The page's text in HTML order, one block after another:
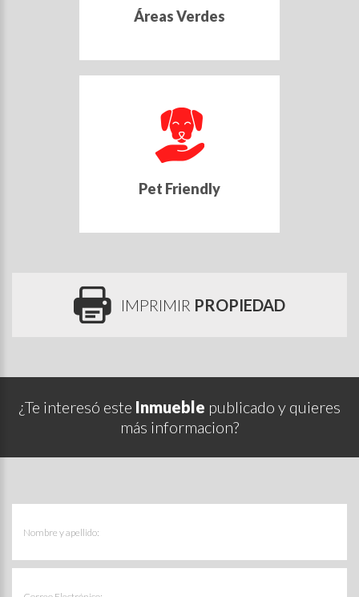
Áreas Verdes
Pet Friendly
IMPRIMIR PROPIEDAD
¿Te interesó este Inmueble publicado y quieres
más informacion?